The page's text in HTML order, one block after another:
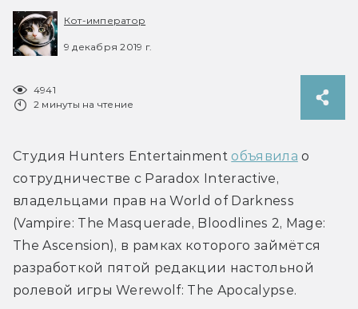
Кот-император
9 декабря 2019 г.
4941
2 минуты на чтение
Студия Hunters Entertainment объявила о
сотрудничестве с Paradox Interactive,
владельцами прав на World of Darkness
(Vampire: The Masquerade, Bloodlines 2, Mage:
The Ascension), в рамках которого займётся
разработкой пятой редакции настольной
ролевой игры Werewolf: The Apocalypse.